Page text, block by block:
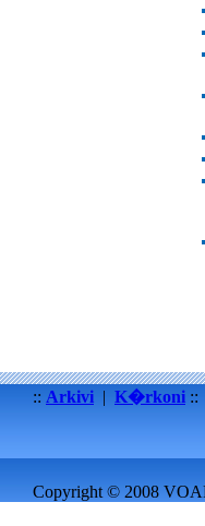
:: Arkivi | K�rkoni ::
Copyright © 2008